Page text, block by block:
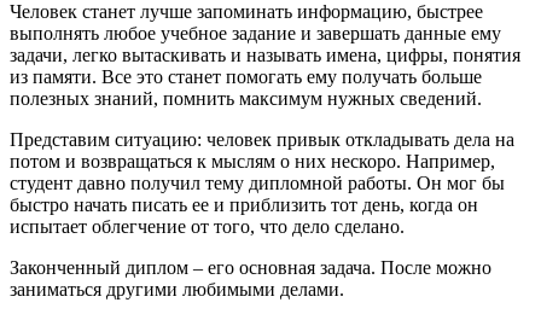
Человек станет лучше запоминать информацию, быстрее
выполнять любое учебное задание и завершать данные ему
задачи, легко вытаскивать и называть имена, цифры, понятия
из памяти. Все это станет помогать ему получать больше
полезных знаний, помнить максимум нужных сведений.
Представим ситуацию: человек привык откладывать дела на
потом и возвращаться к мыслям о них нескоро. Например,
студент давно получил тему дипломной работы. Он мог бы
быстро начать писать ее и приблизить тот день, когда он
испытает облегчение от того, что дело сделано.
Законченный диплом – его основная задача. После можно
заниматься другими любимыми делами.